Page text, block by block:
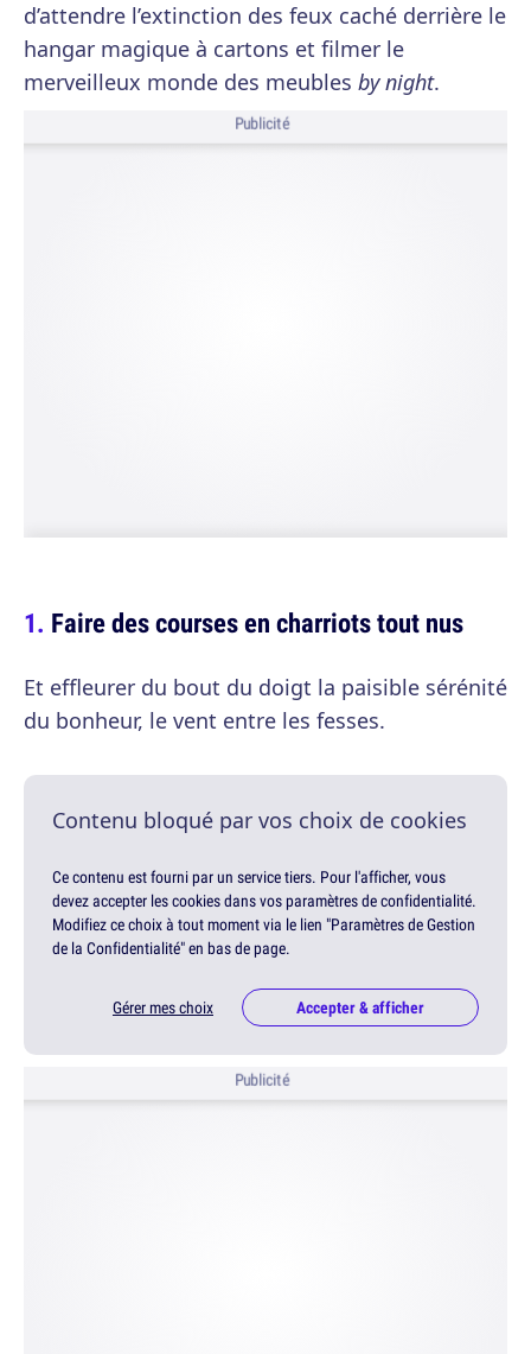
d’attendre l’extinction des feux caché derrière le
hangar magique à cartons et filmer le
merveilleux monde des meubles by night.
Publicité
Faire des courses en charriots tout nus
Et effleurer du bout du doigt la paisible sérénité
du bonheur, le vent entre les fesses.
Contenu bloqué par vos choix de cookies
Ce contenu est fourni par un service tiers. Pour l'afficher, vous
devez accepter les cookies dans vos paramètres de confidentialité.
Modifiez ce choix à tout moment via le lien "Paramètres de Gestion
de la Confidentialité" en bas de page.
Gérer mes choix Accepter & afficher
Publicité